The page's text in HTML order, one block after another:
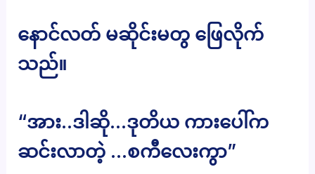
နောင်လတ် မဆိုင်းမတွ ဖြေလိုက်
သည်။
“အား..ဒါဆို…ဒုတိယ ကားပေါ်က
ဆင်းလာတဲ့ …စကီလေးကွာ”